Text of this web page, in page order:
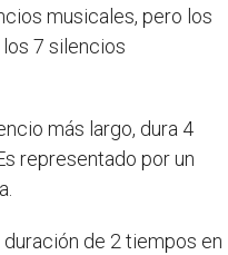
musicales, pero los
7 silencios
más largo, dura 4
representado por un
duración de 2 tiempos en